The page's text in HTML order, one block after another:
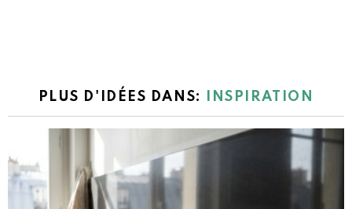
PLUS D'IDÉES DANS: INSPIRATION